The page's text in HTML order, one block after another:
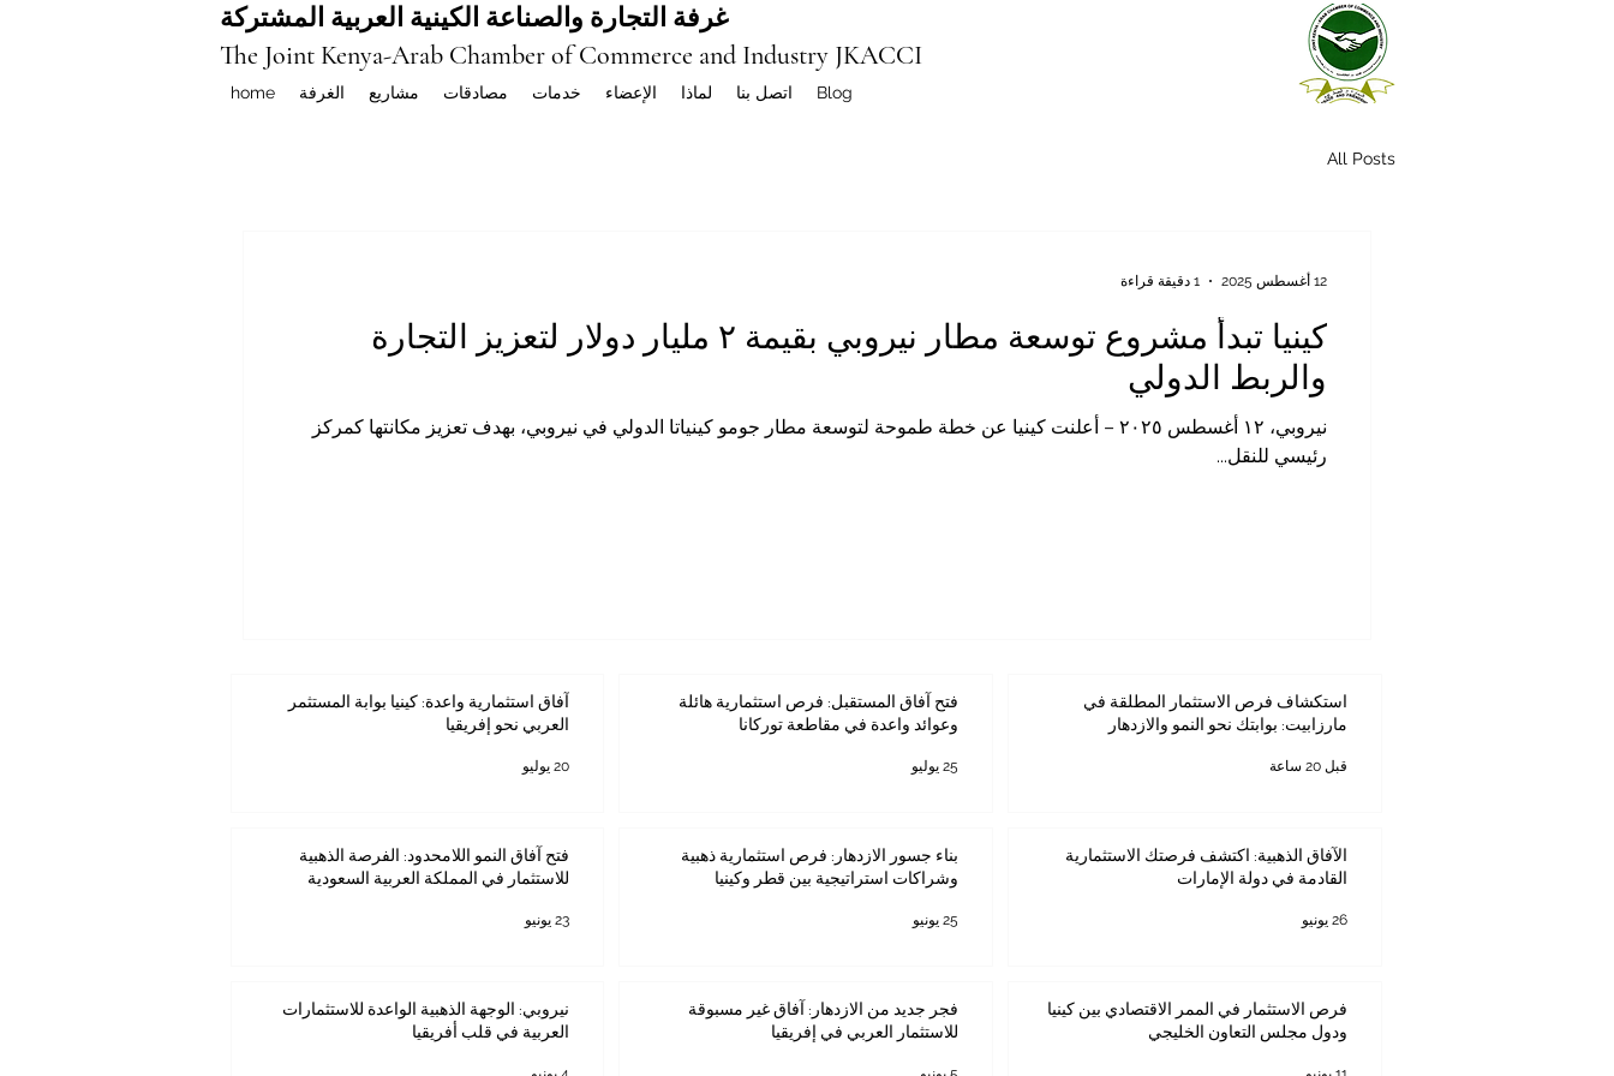
غرفة التجارة والصناعة الكينية العربية المشتركة
The Joint Kenya-Arab Chamber of Commerce and Industry JKACCI
home الغرفة مشاريع مصادقات خدمات الإعضاء لماذا اتصل بنا Blog
All Posts
كينيا تبدأ مشروع توسعة مطار نيروبي بقيمة ٢ مليار دولار لتعزيز التجارة
والربط الدولي
نيروبي، ١٢ أغسطس ٢٠٢٥ – أعلنت كينيا عن خطة طموحة لتوسعة مطار جومو كينياتا الدولي في نيروبي، بهدف تعزيز مكانتها كمركز
رئيسي للنقل...
12 أغسطس 2025 1 دقيقة قراءة
استكشاف فرص الاستثمار المطلقة في
مارزابيت: بوابتك نحو النمو والازدهار
قبل 20 ساعة
فتح آفاق المستقبل: فرص استثمارية هائلة
وعوائد واعدة في مقاطعة توركانا
25 يوليو
آفاق استثمارية واعدة: كينيا بوابة المستثمر
العربي نحو إفريقيا
20 يوليو
الآفاق الذهبية: اكتشف فرصتك الاستثمارية
القادمة في دولة الإمارات
26 يونيو
بناء جسور الازدهار: فرص استثمارية ذهبية
وشراكات استراتيجية بين قطر وكينيا
25 يونيو
فتح آفاق النمو اللامحدود: الفرصة الذهبية
للاستثمار في المملكة العربية السعودية
23 يونيو
فرص الاستثمار في الممر الاقتصادي بين كينيا
ودول مجلس التعاون الخليجي
فجر جديد من الازدهار: آفاق غير مسبوقة
للاستثمار العربي في إفريقيا
نيروبي: الوجهة الذهبية الواعدة للاستثمارات
العربية في قلب أفريقيا